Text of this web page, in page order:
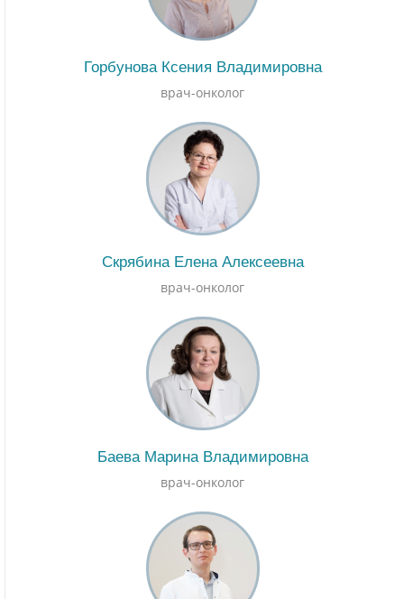
Горбунова Ксения Владимировна
врач-онколог
Скрябина Елена Алексеевна
врач-онколог
Баева Марина Владимировна
врач-онколог